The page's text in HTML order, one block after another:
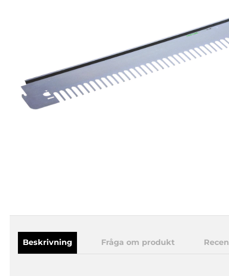
Beskrivning Fråga om produkt